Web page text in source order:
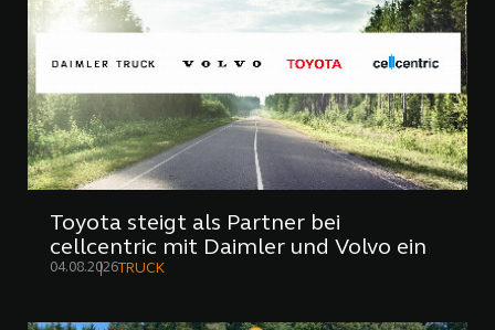
Toyota steigt als Partner bei
cellcentric mit Daimler und Volvo ein
04.08.2026TRUCK